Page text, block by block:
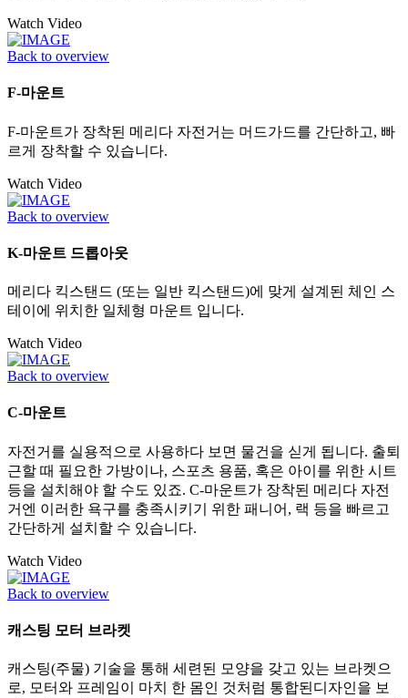
Watch Video
Back to overview
F-마운트
F-마운트가 장착된 메리다 자전거는 머드가드를 간단하고, 빠
르게 장착할 수 있습니다.
Watch Video
Back to overview
K-마운트 드롭아웃
메리다 킥스탠드 (또는 일반 킥스탠드)에 맞게 설계된 체인 스
테이에 위치한 일체형 마운트 입니다.
Watch Video
Back to overview
C-마운트
자전거를 실용적으로 사용하다 보면 물건을 싣게 됩니다. 출퇴
근할 때 필요한 가방이나, 스포츠 용품, 혹은 아이를 위한 시트
등을 설치해야 할 수도 있죠. C-마운트가 장착된 메리다 자전
거엔 이러한 욕구를 충족시키기 위한 패니어, 랙 등을 빠르고
간단하게 설치할 수 있습니다.
Watch Video
Back to overview
캐스팅 모터 브라켓
캐스팅(주물) 기술을 통해 세련된 모양을 갖고 있는 브라켓으
로, 모터와 프레임이 마치 한 몸인 것처럼 통합된디자인을 보